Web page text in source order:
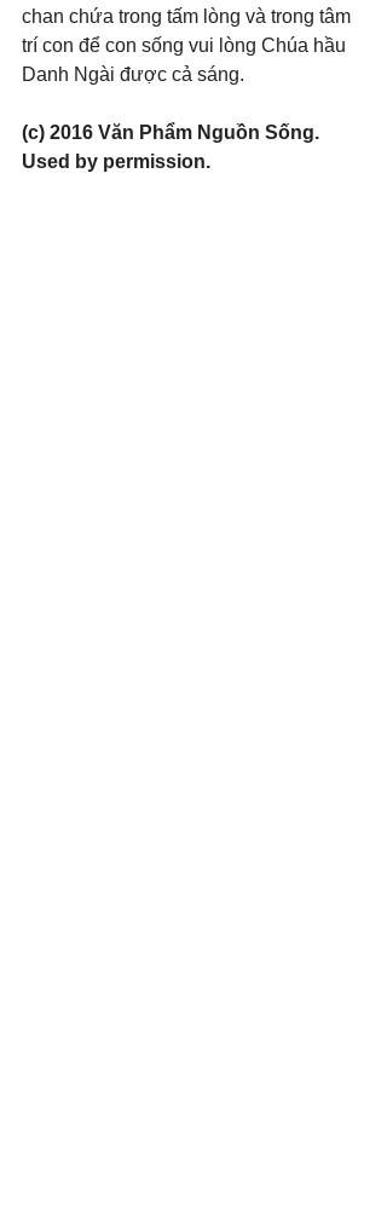
chan chứa trong tấm lòng và trong tâm
trí con để con sống vui lòng Chúa hầu
Danh Ngài được cả sáng.
(c) 2016 Văn Phẩm Nguồn Sống.
Used by permission.